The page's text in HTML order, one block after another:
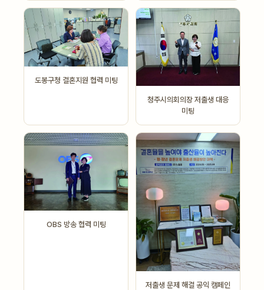
도봉구청 결혼지원 협력 미팅
청주시의회의장 저출생 대응
미팅
OBS 방송 협력 미팅
저출생 문제 해결 공익 캠페인